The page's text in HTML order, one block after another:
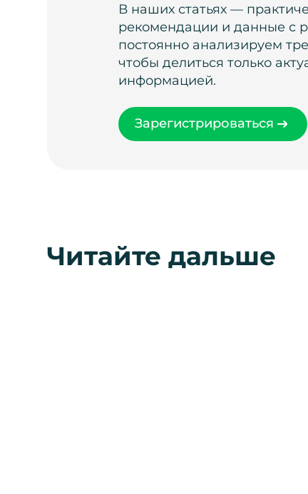
В наших статьях —
рекомендации и данные с
постоянно анализируем
чтобы делиться только
информацией.
Зарегистрироваться
Читайте дальше